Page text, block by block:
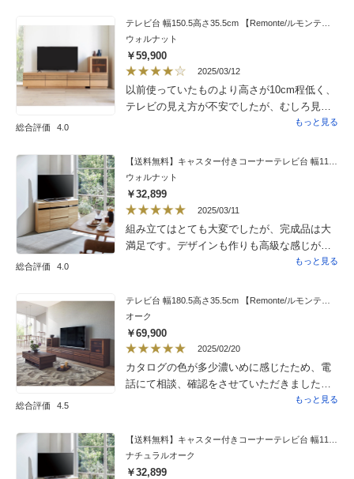
総合評価 4.0
ウォルナット
￥59,900
2025/03/12
以前使っていたものより高さが10cm程低く、
テレビの見え方が不安でしたが、むしろ見や
すい高さです。すっきりとしたデザインで、
く見えて大満足です。重量がかなり重く、2階
まで運んで設置していただき大正解でした。
クーポンが付いて次回の買い物にも使えて嬉
しいです。
もっと見る
総合評価 4.0
ウォルナット
￥32,899
2025/03/11
組み立てはとても大変でしたが、完成品は大
満足です。デザインも作りも高級な感じがし
ます。他の家具と同じ色味のものを選んだの
ニングテーブルに着いて、自然な角度でテレ
ビが見られるのでとても楽になりました。
もっと見る
総合評価 4.5
オーク
￥69,900
2025/02/20
カタログの色が多少濃いめに感じたため、電
話にて相談、確認をさせていただきました。
実際、到着して現物を見ますとナチュラルな
な方で丁寧に対応いただきありがとうござい
ました。
もっと見る
ナチュラルオーク
￥32,899